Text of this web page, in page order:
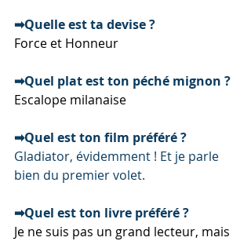
➡Quelle est ta devise ?
Force et Honneur
➡Quel plat est ton péché mignon ?
Escalope milanaise
➡Quel est ton film préféré ?
Gladiator, évidemment ! Et je parle
bien du premier volet.
➡Quel est ton livre préféré ?
Je ne suis pas un grand lecteur, mais